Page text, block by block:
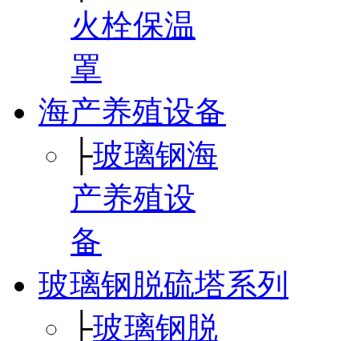
火栓保温
罩
海产养殖设备
├玻璃钢海
产养殖设
备
玻璃钢脱硫塔系列
├玻璃钢脱